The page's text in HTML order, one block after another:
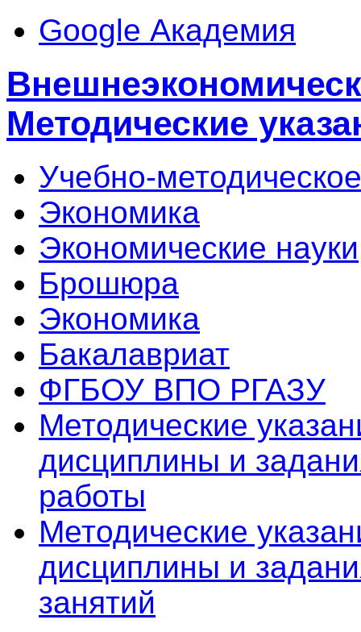
Google Академия
Методические
Учебно-
Экономика
Экономические науки
Брошюра
Экономика
Бакалавриат
ФГБОУ ВПО РГАЗУ
Методические
дисциплины и
работы
Методические
дисциплины и
занятий